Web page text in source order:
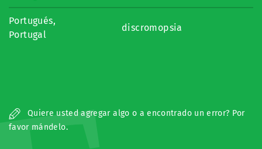
Portugués,
Portugal
discromopsia
Quiere usted agregar algo o a encontrado un error? Por
favor mándelo.